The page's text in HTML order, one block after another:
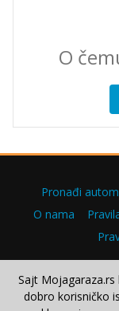
Pronađi
O nama
Sajt
dobro korisničko